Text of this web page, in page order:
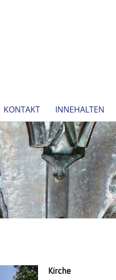
KONTAKT INNEHALTEN
Kirche